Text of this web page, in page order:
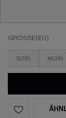
GRÖSSE(EU)
S(36) M(38)